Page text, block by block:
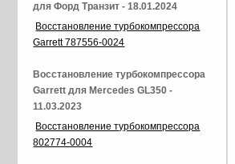
для Форд Транзит - 18.01.2024
Восстановление турбокомпрессора
Garrett 787556-0024
Восстановление турбокомпрессора
Garrett для Mercedes GL350 -
11.03.2023
Восстановление турбокомпрессора
802774-0004